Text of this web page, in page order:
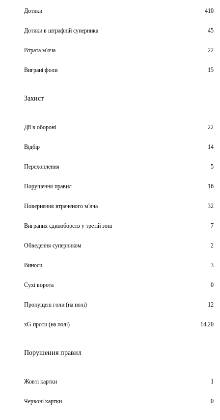
Дотики 410
Дотики в штрафній суперника 45
Втрата м'яча 22
Виграні фоли 15
Захист
Дії в обороні 22
Відбір 14
Перехоплення 5
Порушення правил 16
Повернення втраченого м'яча 32
Виграних єдиноборств у третій зоні 7
Обведення суперником 2
Виноси 3
Сухі ворота 0
Пропущені голи (на полі) 12
xG проти (на полі) 14,20
Порушення правил
Жовті картки 1
Червоні картки 0